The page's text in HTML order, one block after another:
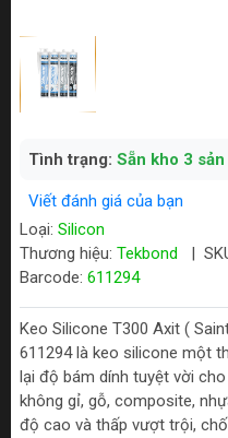
Tình trạng: Sẵn kho 3
Viết đánh giá của bạn
Loại: Silicon
Thương hiệu: Tekbond
Barcode: 611294
Keo Silicone T300 Axit (
611294 là keo silicone một
lại độ bám dính tuyệt vời
không gỉ, gỗ, composite,
độ cao và thấp vượt trội,